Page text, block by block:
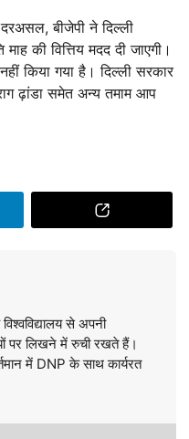
बीजेपी ने दिल्ली
की वित्तिय मदद दी जाएगी।
किया गया है। दिल्ली सरकार
ढ़ांडा समेत अन्य तमाम आप
से अपनी
पर लिखने में रुची रखते हैं।
में DNP के साथ कार्यरत